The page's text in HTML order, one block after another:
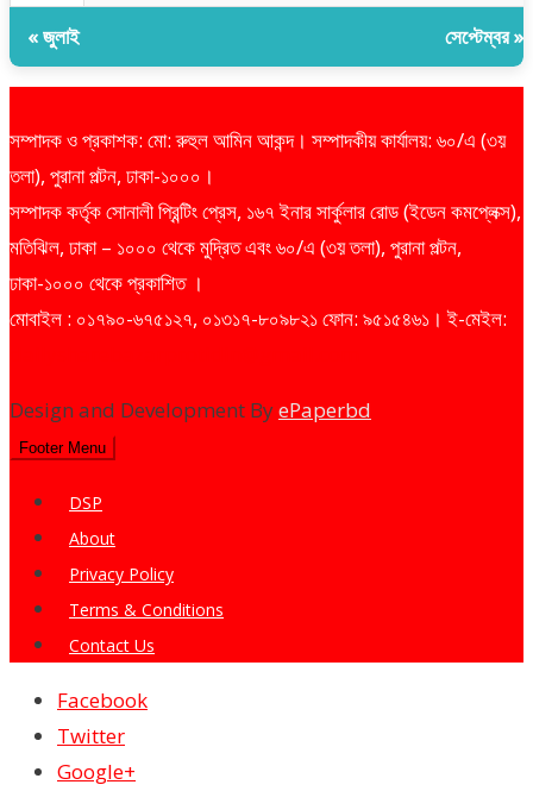
« জুলাই সেপ্টেম্বর »
সম্পাদক ও প্রকাশক: মো: রুহুল আমিন আকন্দ। সম্পাদকীয় কার্যালয়: ৬০/এ (৩য়
তলা), পুরানা পল্টন, ঢাকা-১০০০।
সম্পাদক কর্তৃক সোনালী প্রিন্টিং প্রেস, ১৬৭ ইনার সার্কুলার রোড (ইডেন কমপ্লেক্স),
মতিঝিল, ঢাকা – ১০০০ থেকে মুদ্রিত এবং ৬০/এ (৩য় তলা), পুরানা পল্টন,
ঢাকা-১০০০ থেকে প্রকাশিত ।
মোবাইল : ০১৭৯০-৬৭৫১২৭, ০১৩১৭-৮০৯৮২১ ফোন: ৯৫১৫৪৬১। ই-মেইল:
Design and Development ByePaperbd
Footer Menu
DSP
About
Privacy Policy
Terms & Conditions
Contact Us
Facebook
Twitter
Google+